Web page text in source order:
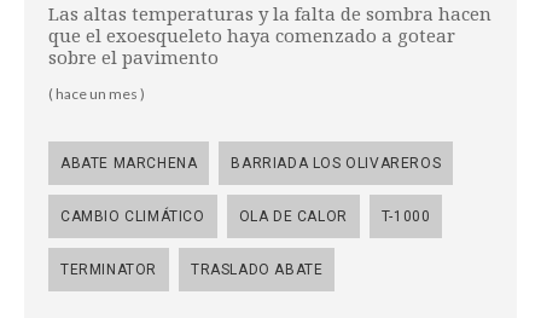
Las altas temperaturas y la falta de sombra hacen
que el exoesqueleto haya comenzado a gotear
sobre el pavimento
( hace un mes )
ABATE MARCHENA BARRIADA LOS OLIVAREROS
CAMBIO CLIMÁTICO OLA DE CALOR T-1000
TERMINATOR TRASLADO ABATE